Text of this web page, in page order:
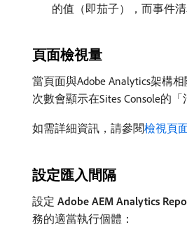
的值（即茄子），而事件清
頁面檢視量
當頁面與Adobe Analytics架構
次數會顯示在Sites Console的「
如需詳細資訊，請參閱檢視頁
設定匯入間隔
設定​ Adobe AEM Analytics
務的適當執行個體：